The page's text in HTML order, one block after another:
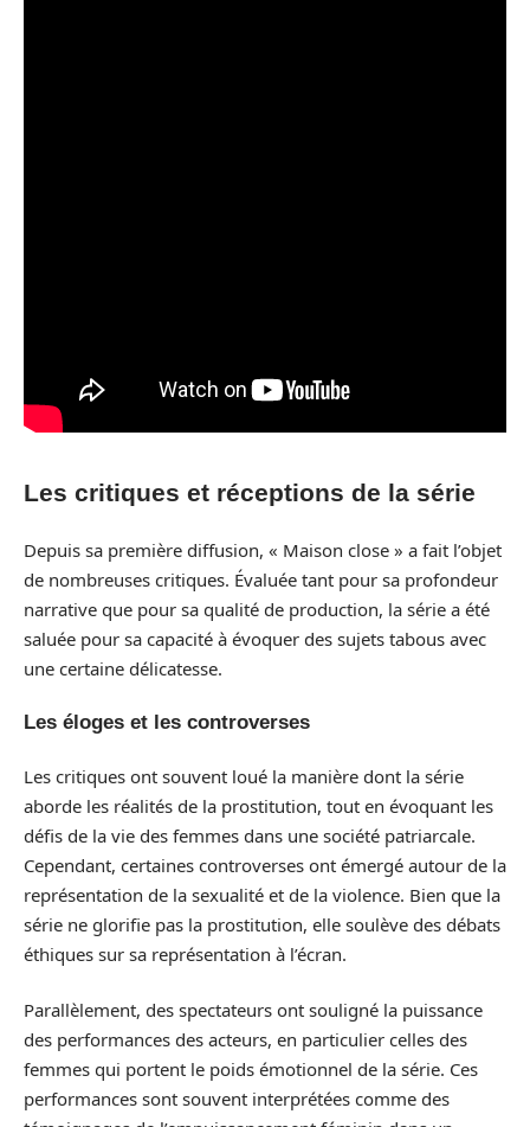
Les critiques et réceptions de la série
Depuis sa première diffusion, « Maison close » a fait l’objet
de nombreuses critiques. Évaluée tant pour sa profondeur
narrative que pour sa qualité de production, la série a été
saluée pour sa capacité à évoquer des sujets tabous avec
une certaine délicatesse.
Les éloges et les controverses
Les critiques ont souvent loué la manière dont la série
aborde les réalités de la prostitution, tout en évoquant les
défis de la vie des femmes dans une société patriarcale.
Cependant, certaines controverses ont émergé autour de la
représentation de la sexualité et de la violence. Bien que la
série ne glorifie pas la prostitution, elle soulève des débats
éthiques sur sa représentation à l’écran.
Parallèlement, des spectateurs ont souligné la puissance
des performances des acteurs, en particulier celles des
femmes qui portent le poids émotionnel de la série. Ces
performances sont souvent interprétées comme des